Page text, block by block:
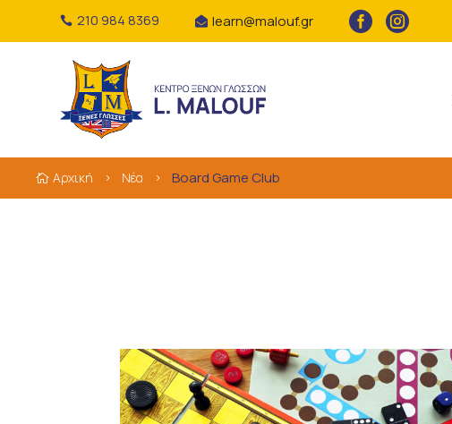
 210 984 8369  learn@malouf.gr  
 Αρχική 5 Νέα 5 Board Game Club